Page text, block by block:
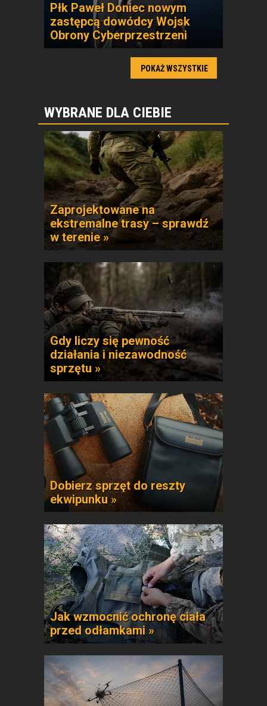
Płk Paweł Doniec nowym
zastępcą dowódcy Wojsk
Obrony Cyberprzestrzeni
POKAŻ WSZYSTKIE
WYBRANE DLA CIEBIE
Zaprojektowane na
ekstremalne trasy – sprawdź
w terenie »
Gdy liczy się pewność
działania i niezawodność
sprzętu »
Dobierz sprzęt do reszty
ekwipunku »
Jak wzmocnić ochronę ciała
przed odłamkami »